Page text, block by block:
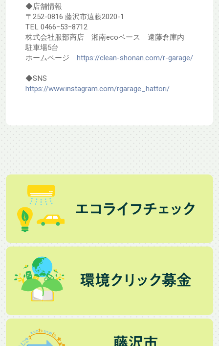
◆店舗情報
〒252-0816 藤沢市遠藤2020-1
TEL 0466−53−8712
株式会社服部商店 湘南ecoベース 遠藤倉庫内
駐車場5台
ホームページ https://clean-shonan.com/r-garage/
◆SNS
https://www.instagram.com/rgarage_hattori/